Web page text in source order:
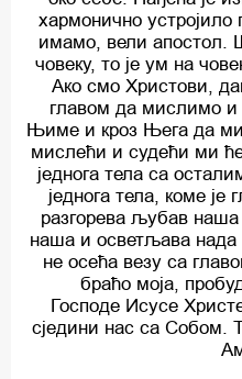
хармонично
имамо, вели апостол.
човеку, то је ум на
Ако смо Христови,
главом да мислимо
Њиме и кроз Њега да
мислећи и судећи ми
једнога тела са
једнога тела, коме
разгорева љубав
наша и осветљава
не осећа везу са
браћо моја,
Господе Исусе
сједини нас са Собом.